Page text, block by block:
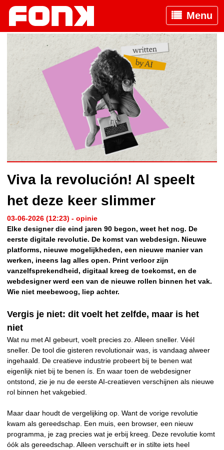
Menu
Viva la revolución! Al speelt
het deze keer slimmer
03-06-2026 (12:23) - opinie
Elke designer die eind jaren 90 begon, weet het nog. De
eerste digitale revolutie. De komst van webdesign. Nieuwe
platforms, nieuwe mogelijkheden, een nieuwe manier van
werken, ineens lag alles open. Print verloor zijn
vanzelfsprekendheid, digitaal kreeg de toekomst, en de
webdesigner werd een van de nieuwe rollen binnen het vak.
Wie niet meebewoog, liep achter.
Vergis je niet: dit voelt het zelfde, maar is het
niet
Wat nu met AI gebeurt, voelt precies zo. Alleen sneller. Véél
sneller. De tool die gisteren revolutionair was, is vandaag alweer
ingehaald. De creatieve industrie probeert bij te benen wat
eigenlijk niet bij te benen ís. En waar toen de webdesigner
ontstond, zie je nu de eerste AI-creatieven verschijnen als nieuwe
rol binnen het vakgebied.
Maar daar houdt de vergelijking op. Want de vorige revolutie
kwam als gereedschap. Een muis, een browser, een nieuw
programma, je zag precies wat je erbij kreeg. Deze revolutie komt
óók als gereedschap. Alleen verschuift er in stilte iets heel